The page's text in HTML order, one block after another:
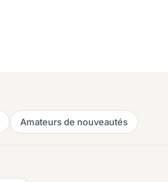
Amateurs de nouveautés